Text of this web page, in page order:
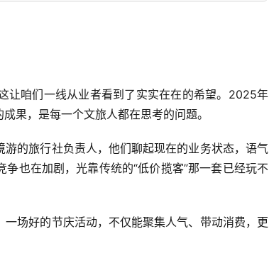
让咱们一线从业者看到了实实在在的希望。2025年
果，是每一个文旅人都在思考的问题。
的旅行社负责人，他们聊起现在的业务状态，语气
也在加剧，光靠传统的“低价揽客”那一套已经玩不
场好的节庆活动，不仅能聚集人气、带动消费，更